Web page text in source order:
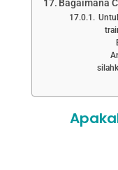
Bagaimana